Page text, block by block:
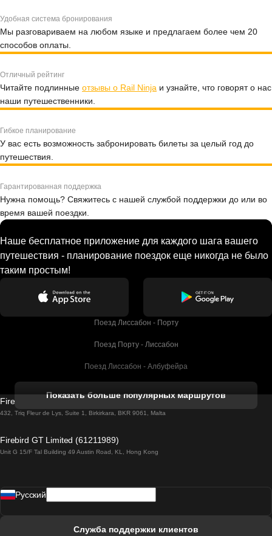
Удобная система бронирования
Мы разговариваем на любом языке и предлагаем более чем 20
способов оплаты.
Отличный рейтинг
Читайте подлинные отзывы о Rail Ninja и узнайте, что говорят о нас
наши путешественники.
Гибкое планирование
У вас есть возможность забронировать билеты за целый год до
путешествия.
Гарантированная поддержка
Нужна помощь? Свяжитесь с нашей службой поддержки до или во
время вашей поездки.
Наше бесплатное приложение для каждого шага вашего
путешествия - планирование поездок еще никогда не было
таким простым!
Поезд Лиссабон - Порту
Поезд Порту - Лиссабон
Поезд Лиссабон - Албуфейра
Поезд Лиссабон - Лагос
Поезд Лиссабон - Мадрид
Показать больше популярных маршрутов
Firebird GT Limited (OC 1451)
432, Triq Fleur de Lys, Suite 1, Birkirkara, BKR 9061, Malta
Firebird GT Limited (61211989)
Unit G 15/F Tal Building 49 Austin Road, KL, Hong Kong
Pусский
Служба поддержки клиентов